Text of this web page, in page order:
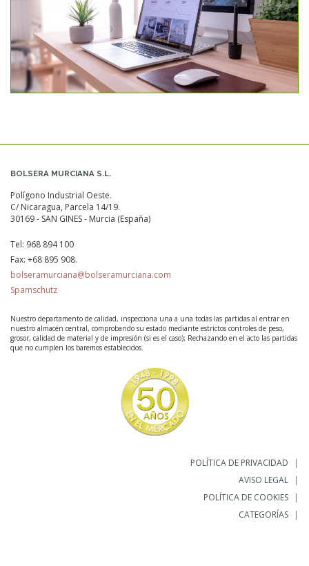
BOLSERA MURCIANA S.L.
Polígono Industrial Oeste.
C/ Nicaragua, Parcela 14/19.
30169 - SAN GINES - Murcia (España)
Tel: 968 894 100
Fax: +68 895 908.
bolseramurciana@bolseramurciana.com
Spamschutz
Nuestro departamento de calidad, inspecciona una a una todas las partidas al entrar en
nuestro almacén central, comprobando su estado mediante estrictos controles de peso,
grosor, calidad de material y de impresión (si es el caso); Rechazando en el acto las partidas
que no cumplen los baremos establecidos.
POLÍTICA DE PRIVACIDAD
AVISO LEGAL
POLÍTICA DE COOKIES
CATEGORÍAS